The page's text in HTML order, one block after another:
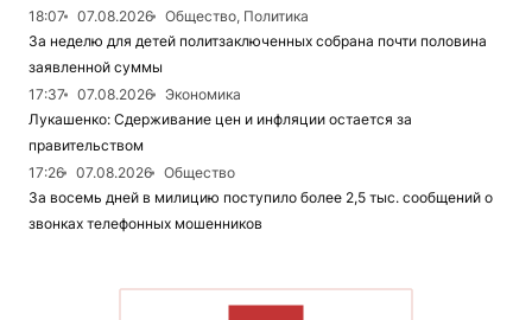
18:07
07.08.2026
Общество, Политика
За неделю для детей политзаключенных собрана почти половина
заявленной суммы
17:37
07.08.2026
Экономика
Лукашенко: Сдерживание цен и инфляции остается за
правительством
17:26
07.08.2026
Общество
За восемь дней в милицию поступило более 2,5 тыс. сообщений о
звонках телефонных мошенников